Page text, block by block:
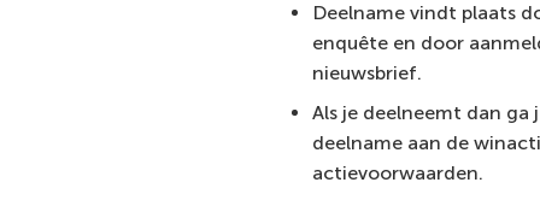
Deelname vindt plaats
enquête en door
nieuwsbrief.
Als je deelneemt dan ga
deelname aan de
actievoorwaarden.